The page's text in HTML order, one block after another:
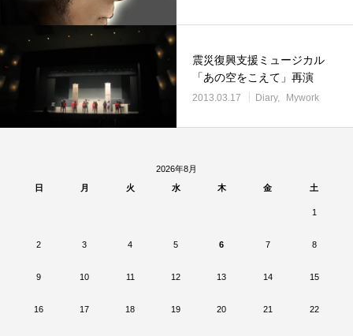
震災復興支援ミュージカル
「あの空をこえて」再演
2013.03.17 Diary Mywork
2026年8月
日
月 火 水 木 金 土
1
2 3 4 5 6 7 8
9 10 11 12 13 14 15
16 17 18 19 20 21 22